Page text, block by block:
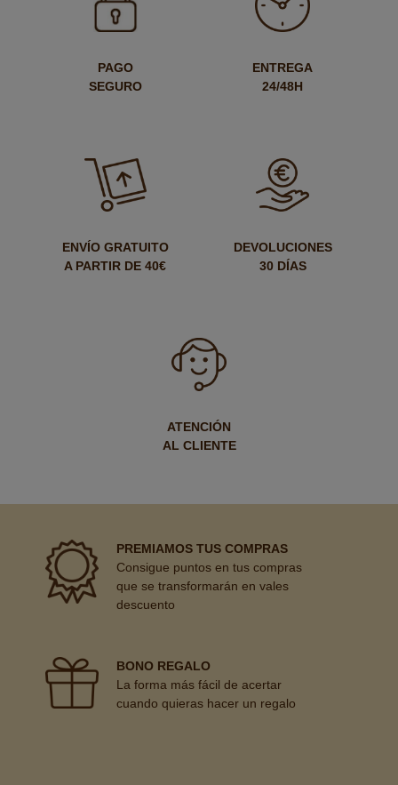
PAGO
SEGURO
ENTREGA
24/48H
ENVÍO GRATUITO
A PARTIR DE 40€
DEVOLUCIONES
30 DÍAS
ATENCIÓN
AL CLIENTE
PREMIAMOS TUS COMPRAS
Consigue puntos en tus compras
que se transformarán en vales
descuento
BONO REGALO
La forma más fácil de acertar
cuando quieras hacer un regalo